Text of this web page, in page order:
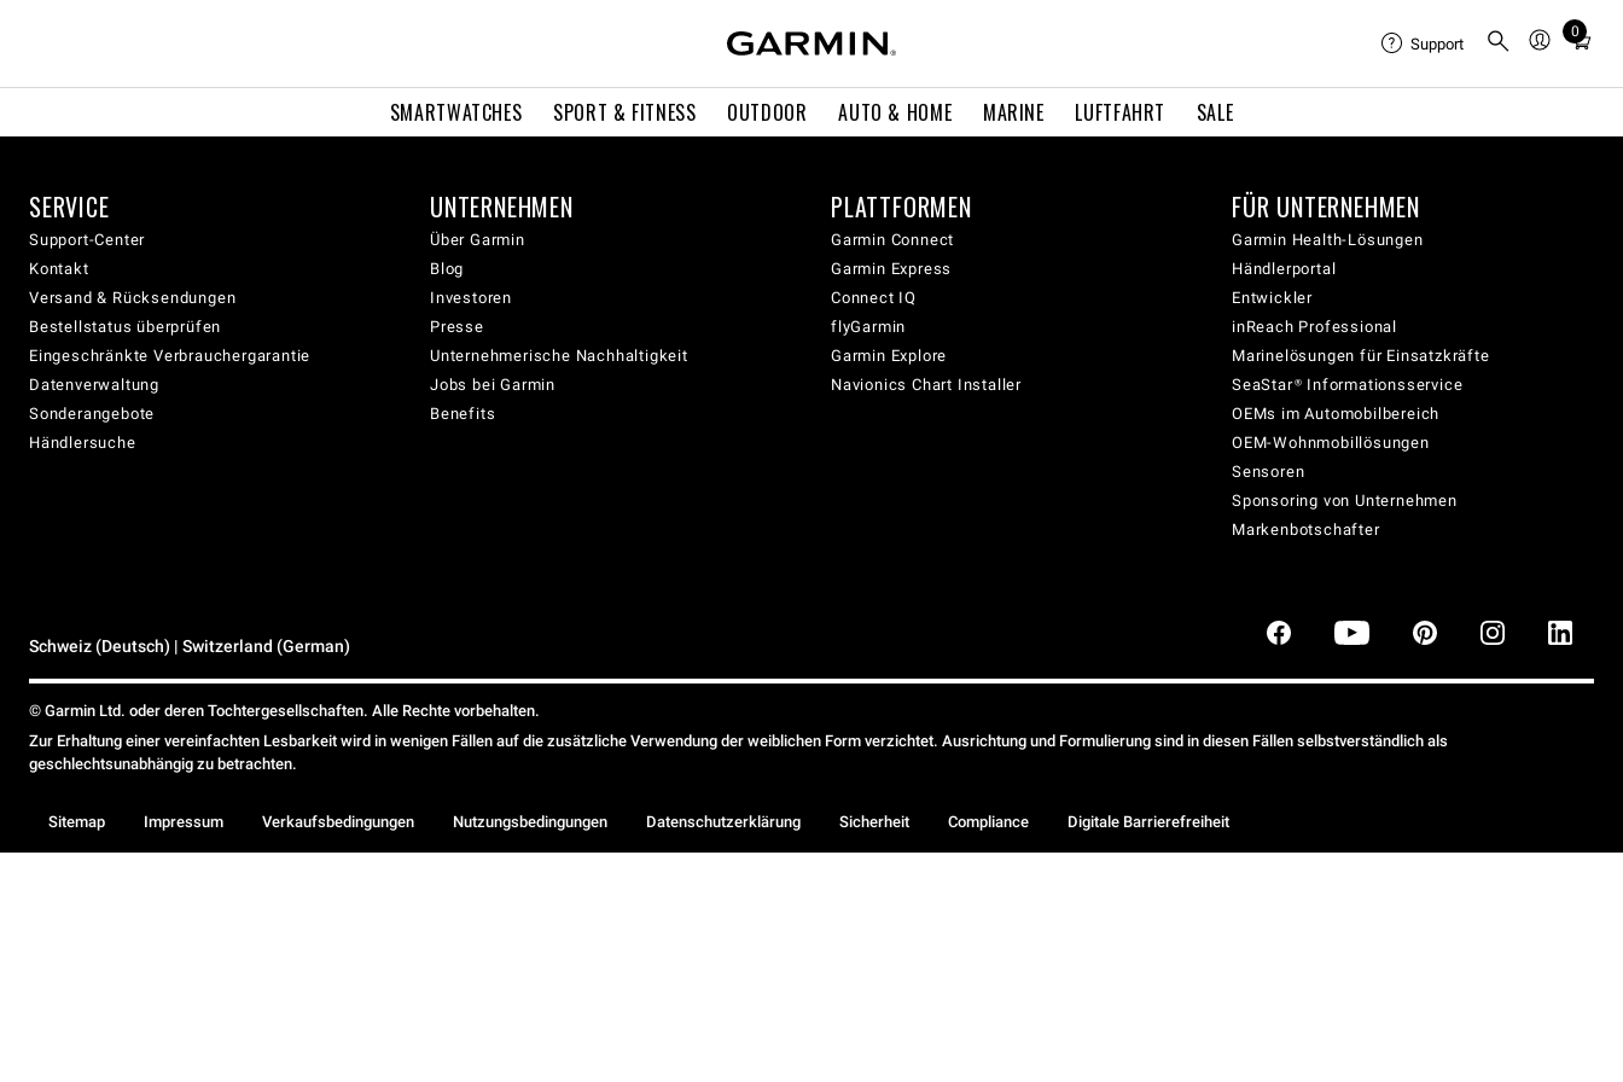
SMARTWATCHES SPORT & FITNESS OUTDOOR AUTO & HOME MARINE LUFTFAHRT SALE
Support
0
Total
cart:
SERVICE
Support-Center
Kontakt
Versand & Rücksendungen
Bestellstatus überprüfen
Eingeschränkte Verbrauchergarantie
Datenverwaltung
Sonderangebote
Händlersuche
UNTERNEHMEN
Über Garmin
Blog
Investoren
Presse
Unternehmerische Nachhaltigkeit
Jobs bei Garmin
Benefits
PLATTFORMEN
Garmin Connect
Garmin Express
Connect IQ
flyGarmin
Garmin Explore
Navionics Chart Installer
FÜR UNTERNEHMEN
Garmin Health-Lösungen
Händlerportal
Entwickler
inReach Professional
Marinelösungen für Einsatzkräfte
SeaStar® Informationsservice
OEMs im Automobilbereich
OEM-Wohnmobillösungen
Sensoren
Sponsoring von Unternehmen
Markenbotschafter
Schweiz (Deutsch) | Switzerland (German)
© Garmin Ltd. oder deren Tochtergesellschaften. Alle Rechte vorbehalten.
Zur Erhaltung einer vereinfachten Lesbarkeit wird in wenigen Fällen auf die zusätzliche Verwendung der weiblichen Form verzichtet. Ausrichtung und Formulierung sind in diesen Fällen selbstverständlich als
geschlechtsunabhängig zu betrachten.
Sitemap Impressum Verkaufsbedingungen Nutzungsbedingungen Datenschutzerklärung Sicherheit Compliance Digitale Barrierefreiheit